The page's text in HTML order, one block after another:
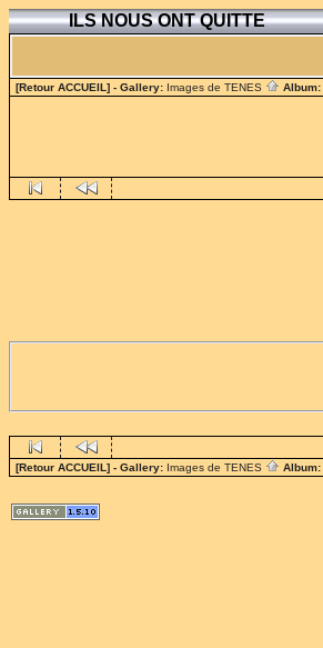
ILS NOUS ONT QUITTE
[Retour ACCUEIL] - Gallery: Images de TENES Album:
[Retour ACCUEIL] - Gallery: Images de TENES Album: